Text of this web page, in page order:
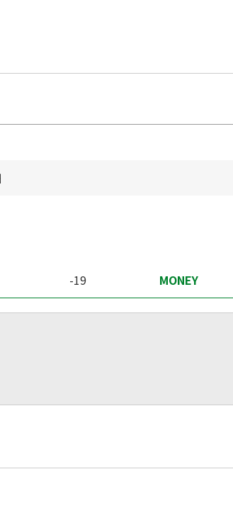
-19 MONEY